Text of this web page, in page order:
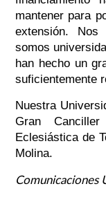
mantener para
extensión.
somos
han hecho un
suficientemente
Nuestra
Gran
Eclesiástica de
Molina.
Comunicaciones